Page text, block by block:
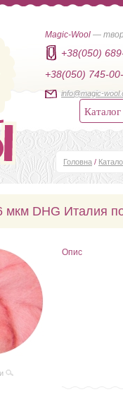
Magic-Wool —
+38(050)
+38(050) 745-
info@magic-
Каталог
Головна /
мкм DHG Италия
Опис